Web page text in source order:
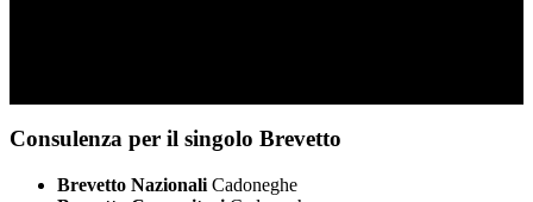
Consulenza per il singolo Brevetto
Brevetto Nazionali Cadoneghe